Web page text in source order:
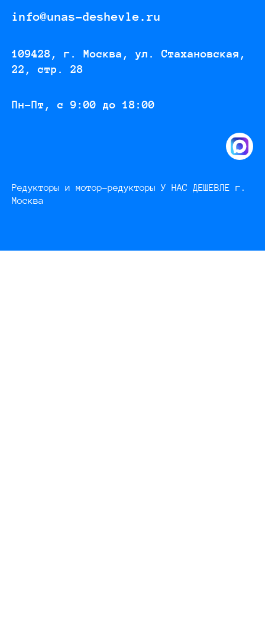
info@unas-deshevle.ru
109428, г. Москва, ул. Стахановская,
22, стр. 28
Пн-Пт, с 9:00 до 18:00
Редукторы и мотор-редукторы У НАС ДЕШЕВЛЕ г.
Москва